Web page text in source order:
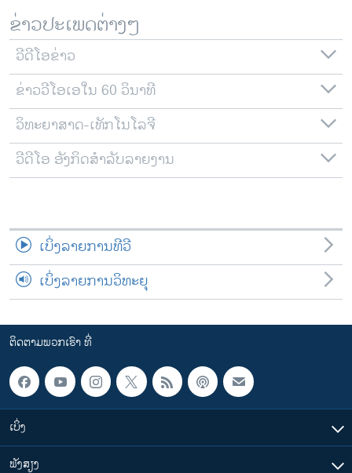
ພາສາຕ່າງໆ
ຂ່າວປະເພດຕ່າງໆ
ວີດີໂອຂ່າວ
ຂ່າວວີໂອເອໃນ 60 ວິນາທີ
ວິທະຍາສາດ-ເທັກໂນໂລຈີ
ວີດີໂອ ອັງກິດສຳລັບລາຍງານ
ເບິ່ງລາຍການທີວີ
ເບິ່ງລາຍການວິທະຍຸ
ຕິດຕາມພວກເຮົາ ທີ່
ເບິ່ງ
ຟັງສຽງ